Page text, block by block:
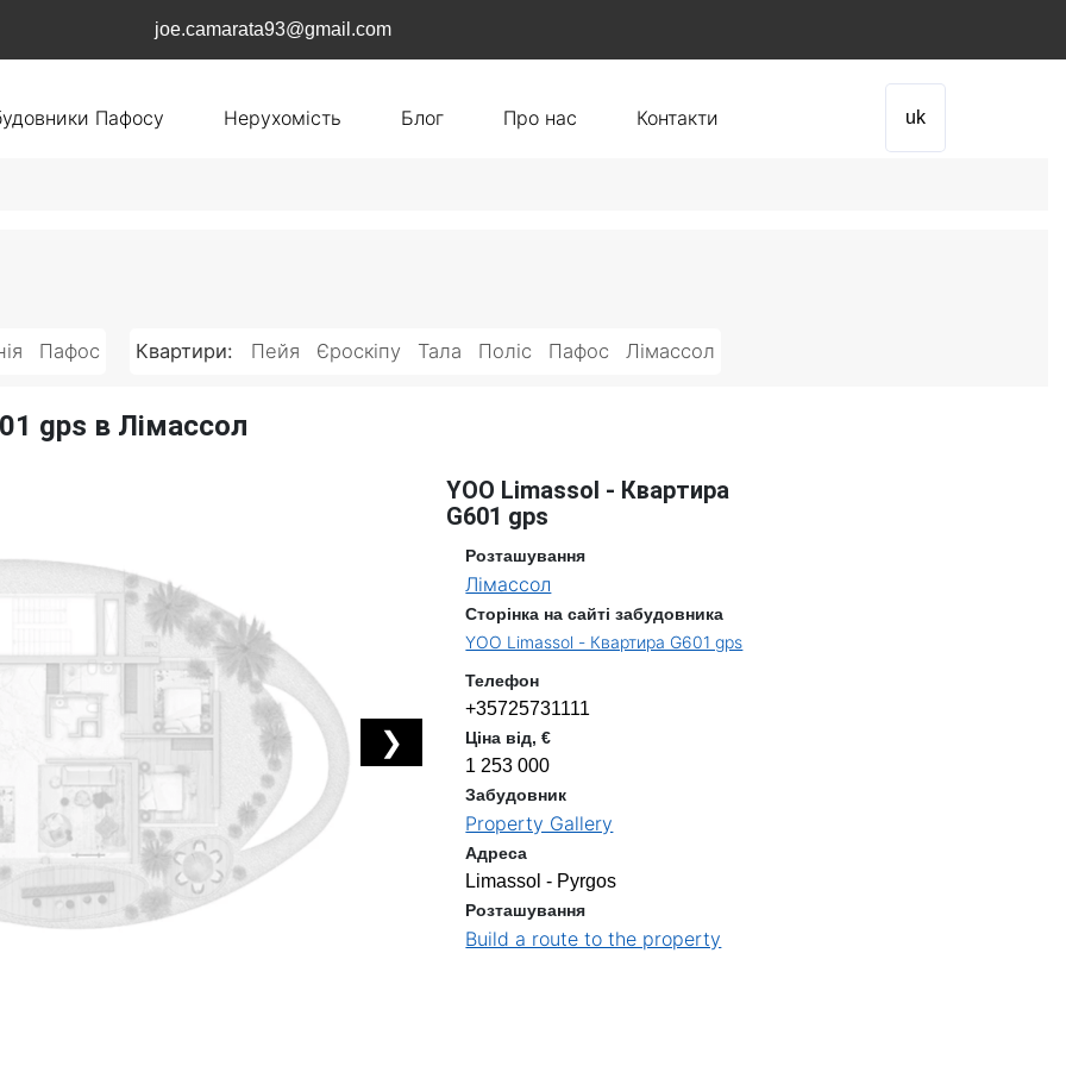
joe.camarata93@gmail.com
Пафосу Нерухомість Блог Про нас Контакти uk
Пафос Квартири: Пейя Єроскіпу Тала Поліс Пафос Лімассол
gps в Лімассол
❯
YOO Limassol - Квартира
G601 gps
Розташування
Лімассол
Сторінка на сайті забудовника
YOO Limassol - Квартира G601 gps
Телефон
+35725731111
Ціна від, €
1 253 000
Забудовник
Property Gallery
Адреса
Limassol - Pyrgos
Розташування
Build a route to the property